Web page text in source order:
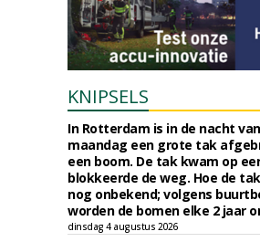
KNIPSELS
In Rotterdam is in de nacht
maandag een grote tak
een boom. De tak kwam op
blokkeerde de weg. Hoe de
nog onbekend; volgens
worden de bomen elke 2 jaar
dinsdag 4 augustus 2026